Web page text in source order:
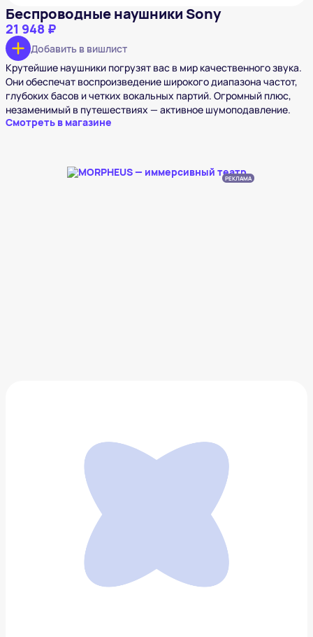
Беспроводные наушники Sony
21 948 ₽
Добавить в вишлист
Крутейшие наушники погрузят вас в мир качественного звука.
Они обеспечат воспроизведение широкого диапазона частот,
глубоких басов и четких вокальных партий. Огромный плюс,
незаменимый в путешествиях — активное шумоподавление.
Смотреть в магазине
РЕКЛАМА
Набор флаконов MATADOR FlatPak